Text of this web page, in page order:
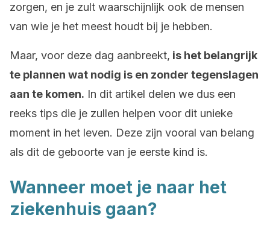
zorgen, en je zult waarschijnlijk ook de mensen
van wie je het meest houdt bij je hebben.
Maar, voor deze dag aanbreekt, is het belangrijk
te plannen wat nodig is en zonder tegenslagen
aan te komen. In dit artikel delen we dus een
reeks tips die je zullen helpen voor dit unieke
moment in het leven. Deze zijn vooral van belang
als dit de geboorte van je eerste kind is.
Wanneer moet je naar het
ziekenhuis gaan?